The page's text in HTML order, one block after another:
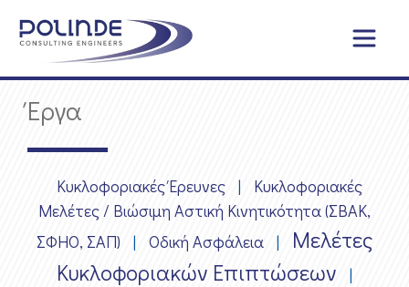
Έργα
Κυκλοφοριακές Έρευνες |
Κυκλοφοριακές
Μελέτες / Βιώσιμη Αστική Κινητικότητα (ΣΒΑΚ,
ΣΦΗΟ, ΣΑΠ)
| Οδική Ασφάλεια |
Μελέτες
Κυκλοφοριακών Επιπτώσεων
|